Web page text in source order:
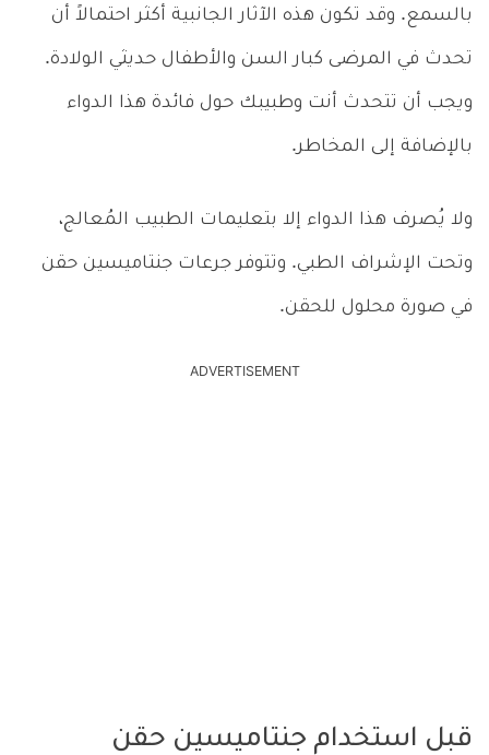
بالسمع. وقد تكون هذه الآثار الجانبية أكثر احتمالاً أن
تحدث في المرضى كبار السن والأطفال حديثي الولادة.
ويجب أن تتحدث أنت وطبيبك حول فائدة هذا الدواء
بالإضافة إلى المخاطر.
ولا يُصرف هذا الدواء إلا بتعليمات الطبيب المُعالج،
وتحت الإشراف الطبي. وتتوفر جرعات جنتاميسين حقن
في صورة محلول للحقن.
ADVERTISEMENT
قبل استخدام جنتاميسين حقن